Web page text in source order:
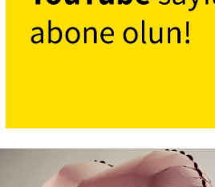
Etkinlikler